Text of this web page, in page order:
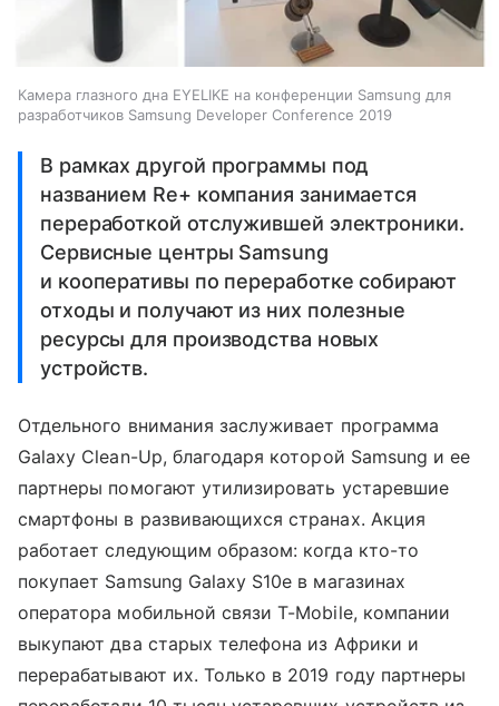
Камера глазного дна EYELIKE на конференции Samsung для
разработчиков Samsung Developer Conference 2019
В рамках другой программы под
названием Re+ компания занимается
переработкой отслужившей электроники.
Сервисные центры Samsung
и кооперативы по переработке собирают
отходы и получают из них полезные
ресурсы для производства новых
устройств.
Отдельного внимания заслуживает программа
Galaxy Clean-Up, благодаря которой Samsung и ее
партнеры помогают утилизировать устаревшие
смартфоны в развивающихся странах. Акция
работает следующим образом: когда кто-то
покупает Samsung Galaxy S10e в магазинах
оператора мобильной связи T-Mobile, компании
выкупают два старых телефона из Африки и
перерабатывают их. Только в 2019 году партнеры